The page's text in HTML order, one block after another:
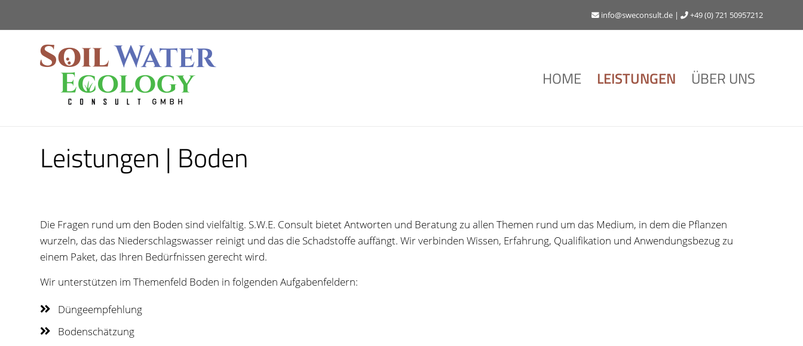
info@sweconsult.de | +49 (0) 721 50957212
HOME LEISTUNGEN ÜBER UNS
Leistungen | Boden
Die Fragen rund um den Boden sind vielfältig. S.W.E. Consult bietet Antworten und Beratung zu allen Themen rund um das Medium, in dem die Pflanzen
wurzeln, das das Niederschlagswasser reinigt und das die Schadstoffe auffängt. Wir verbinden Wissen, Erfahrung, Qualifikation und Anwendungsbezug zu
einem Paket, das Ihren Bedürfnissen gerecht wird.
Wir unterstützen im Themenfeld Boden in folgenden Aufgabenfeldern:
Düngeempfehlung
Bodenschätzung